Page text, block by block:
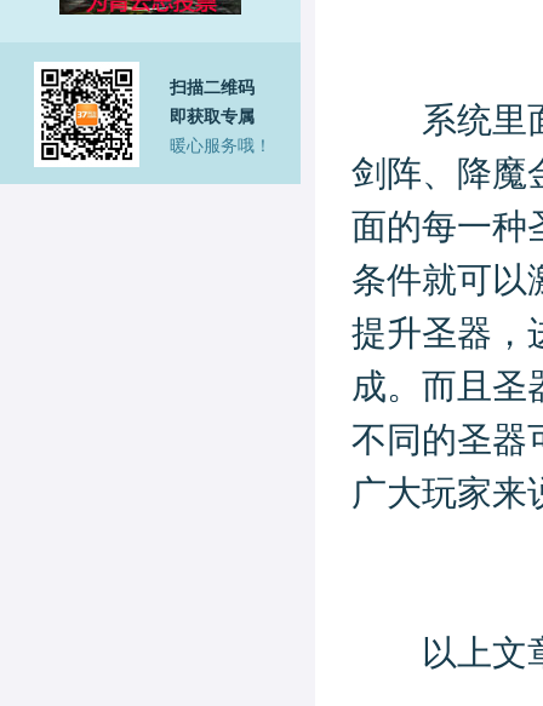
扫描二维码
即获取专属
暖心服务哦！
系统里面
剑阵、降魔
面的每一种
条件就可以
提升圣器，
成。而且圣
不同的圣器
广大玩家来
以上文章